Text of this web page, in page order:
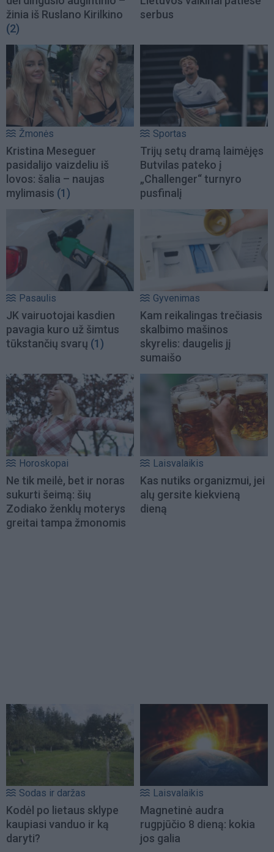
žinia iš Ruslano Kirilkino
(2)
serbus
Žmonės
Kristina Meseguer
pasidalijo vaizdeliu iš
lovos: šalia – naujas
mylimasis (1)
Sportas
Trijų setų dramą laimėjęs
Butvilas pateko į
„Challenger“ turnyro
pusfinalį
Pasaulis
JK vairuotojai kasdien
pavagia kuro už šimtus
tūkstančių svarų (1)
Gyvenimas
Kam reikalingas trečiasis
skalbimo mašinos
skyrelis: daugelis jį
sumaišo
Horoskopai
Ne tik meilė, bet ir noras
sukurti šeimą: šių
Zodiako ženklų moterys
greitai tampa žmonomis
Laisvalaikis
Kas nutiks organizmui, jei
alų gersite kiekvieną
dieną
Sodas ir daržas
Kodėl po lietaus sklype
kaupiasi vanduo ir ką
daryti?
Laisvalaikis
Magnetinė audra
rugpjūčio 8 dieną: kokia
jos galia